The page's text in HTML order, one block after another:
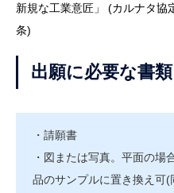
新規な工業意匠」 (カルナタ
条)
出願に必要な書類
・請願書
・図または写真。平面の場
品のサンプルに置き換え可(